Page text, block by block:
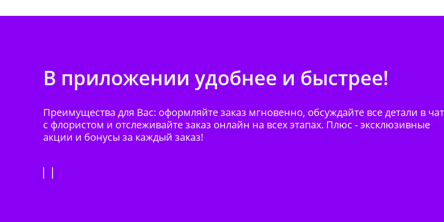
В приложении удобнее и быстрее!
Преимущества для Вас: оформляйте заказ мгновенно, обсуждайте все детали в
с флористом и отслеживайте заказ онлайн на всех этапах. Плюс - эксклюзивные
акции и бонусы за каждый заказ!